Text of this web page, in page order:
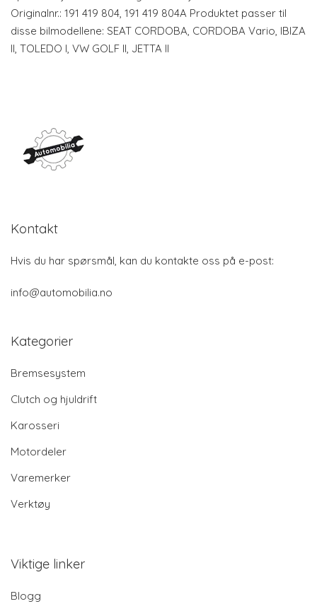
Originalnr.: 191 419 804, 191 419 804A Produktet passer til
disse bilmodellene: SEAT CORDOBA, CORDOBA Vario, IBIZA
II, TOLEDO I, VW GOLF II, JETTA II
Kontakt
Hvis du har spørsmål, kan du kontakte oss på e-post:
info@automobilia.no
Kategorier
Bremsesystem
Clutch og hjuldrift
Karosseri
Motordeler
Varemerker
Verktøy
Viktige linker
Blogg